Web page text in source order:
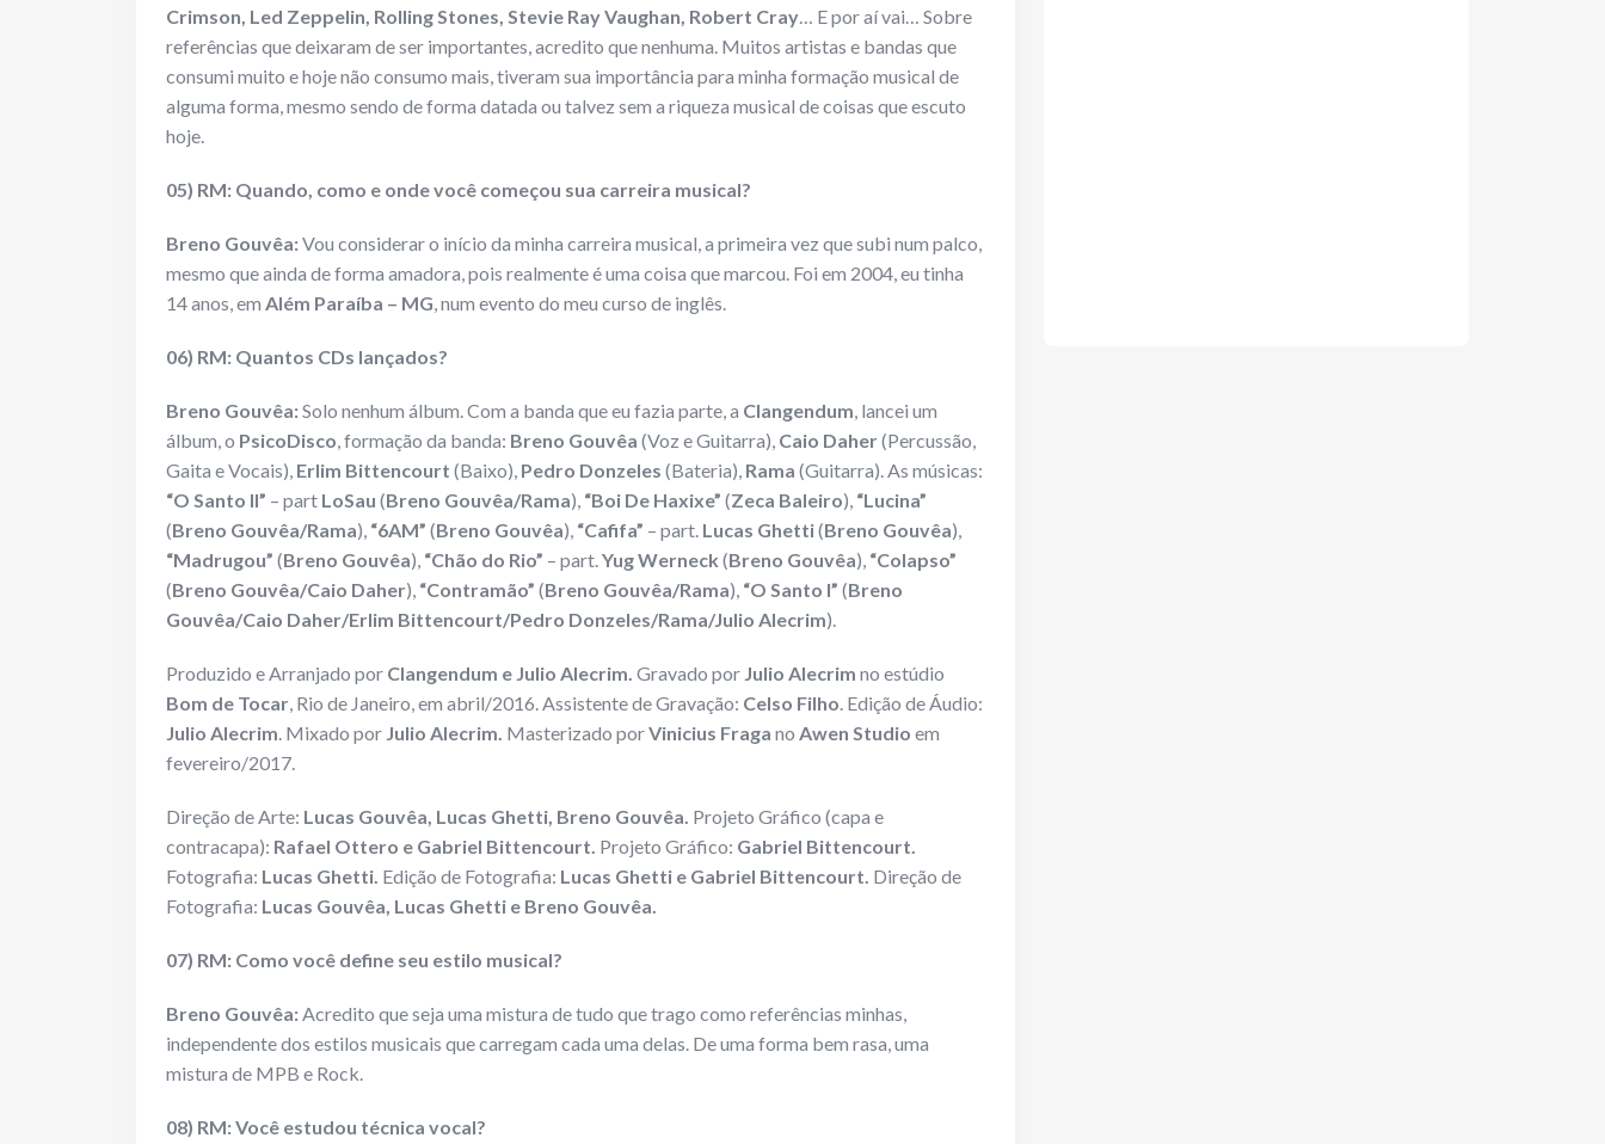
Crimson, Led Zeppelin, Rolling Stones, Stevie Ray Vaughan, Robert Cray… E por aí vai… Sobre
referências que deixaram de ser importantes, acredito que nenhuma. Muitos artistas e bandas que
consumi muito e hoje não consumo mais, tiveram sua importância para minha formação musical de
alguma forma, mesmo sendo de forma datada ou talvez sem a riqueza musical de coisas que escuto
hoje.
05) RM: Quando, como e onde você começou sua carreira musical?
Breno Gouvêa:Vou considerar o início da minha carreira musical, a primeira vez que subi num palco,
mesmo que ainda de forma amadora, pois realmente é uma coisa que marcou. Foi em 2004, eu tinha
14 anos, em Além Paraíba – MG, num evento do meu curso de inglês.
06) RM: Quantos CDs lançados?
Breno Gouvêa:Solo nenhum álbum. Com a banda que eu fazia parte, a Clangendum, lancei um
álbum, o PsicoDisco, formação da banda: Breno Gouvêa (Voz e Guitarra), Caio Daher(Percussão,
Gaita e Vocais), Erlim Bittencourt (Baixo), Pedro Donzeles (Bateria), Rama (Guitarra). As músicas:
“O Santo II” – part LoSau (Breno Gouvêa/Rama), “Boi De Haxixe” (Zeca Baleiro), “Lucina”
(Breno Gouvêa/Rama), “6AM” (Breno Gouvêa), “Cafifa” – part. Lucas Ghetti(Breno Gouvêa),
“Madrugou” (Breno Gouvêa), “Chão do Rio” – part.Yug Werneck (Breno Gouvêa), “Colapso”
(Breno Gouvêa/Caio Daher), “Contramão” (Breno Gouvêa/Rama), “O Santo I” (Breno
Gouvêa/Caio Daher/Erlim Bittencourt/Pedro Donzeles/Rama/Julio Alecrim).
Produzido e Arranjado por Clangendum e Julio Alecrim. Gravado por Julio Alecrim no estúdio
Bom de Tocar, Rio de Janeiro, em abril/2016. Assistente de Gravação: Celso Filho. Edição de Áudio:
Julio Alecrim. Mixado por Julio Alecrim. Masterizado porVinicius Fraga no Awen Studio em
fevereiro/2017.
Direção de Arte: Lucas Gouvêa, Lucas Ghetti, Breno Gouvêa. Projeto Gráfico (capa e
contracapa): Rafael Ottero e Gabriel Bittencourt. Projeto Gráfico: Gabriel Bittencourt.
Fotografia: Lucas Ghetti. Edição de Fotografia: Lucas Ghetti e Gabriel Bittencourt. Direção de
Fotografia: Lucas Gouvêa, Lucas Ghetti e Breno Gouvêa.
07) RM: Como você define seu estilo musical?
Breno Gouvêa:Acredito que seja uma mistura de tudo que trago como referências minhas,
independente dos estilos musicais que carregam cada uma delas. De uma forma bem rasa, uma
mistura de MPB e Rock.
08) RM: Você estudou técnica vocal?